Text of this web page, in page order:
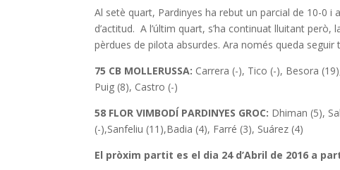
Al setè quart, Pardinyes ha rebut un parcial de 10-0 i
d’actitud. A l’últim quart, s’ha continuat lluitant
pèrdues de pilota absurdes. Ara només queda
75 CB MOLLERUSSA: Carrera (-), Tico (-), Besora
Puig (8), Castro (-)
58 FLOR VIMBODÍ PARDINYES GROC: Dhiman (5),
(-),Sanfeliu (11),Badia (4), Farré (3), Suárez (4)
El pròxim partit es el dia 24 d’Abril de 2016 a